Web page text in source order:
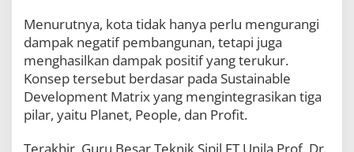
Menurutnya, kota tidak hanya perlu mengurangi
dampak negatif pembangunan, tetapi juga
menghasilkan dampak positif yang terukur.
Konsep tersebut berdasar pada Sustainable
Development Matrix yang mengintegrasikan tiga
pilar, yaitu Planet, People, dan Profit.